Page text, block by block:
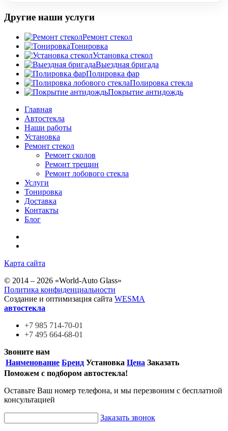
Другие наши услуги
Ремонт стекол
Тонировка
Установка стекол
Выездная бригада
Полировка фар
Полировка стекла
Покрытие антидождь
Главная
Автостекла
Наши работы
Установка
Ремонт стекол
Ремонт сколов
Ремонт трещин
Ремонт лобового стекла
Услуги
Тонировка
Доставка
Контакты
Блог
Карта сайта
© 2014 – 2026 «World-Auto Glass»
Политика конфиденциальности
Создание и оптимизация сайта WESMA
автостекла
+7 985 714-70-01
+7 495 664-68-01
Звоните нам
Наименование Бренд Установка Цена Заказать
Поможем с подбором автостекла!
Оставьте Ваш номер телефона, и мы перезвоним с бесплатной
консультацией
Заказать звонок